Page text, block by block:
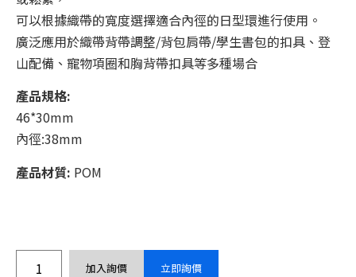
可以根據織帶的寬度選擇適合內徑的日型環進行使用。
廣泛應用於織帶背帶調整/背包肩帶/學生書包的扣具、登
山配備、寵物項圈和胸背帶扣具等多種場合
產品規格:
46*30mm
內徑:38mm
產品材質: POM
加入詢價 立即詢價